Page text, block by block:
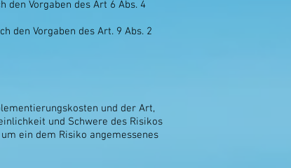
den Vorgaben des Art 6 Abs. 4
den Vorgaben des Art. 9 Abs. 2
und der Art,
und Schwere des Risikos
ein dem Risiko angemessenes